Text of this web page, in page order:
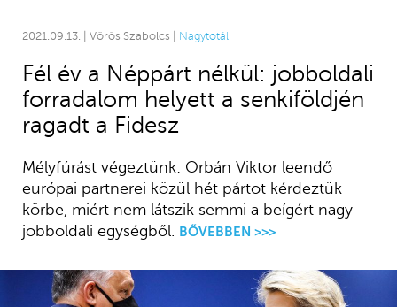
2021.09.13. | Vörös Szabolcs | Nagytotál
Fél év a Néppárt nélkül: jobboldali
forradalom helyett a senkiföldjén
ragadt a Fidesz
Mélyfúrást végeztünk: Orbán Viktor leendő
európai partnerei közül hét pártot kérdeztük
körbe, miért nem látszik semmi a beígért nagy
jobboldali egységből. BŐVEBBEN >>>